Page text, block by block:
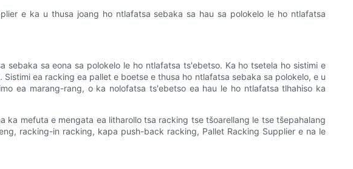
e ka u thusa joang ho ntlafatsa sebaka sa hau sa polokelo le ho ntlafatsa
sa eona sa polokelo le ho ntlafatsa ts'ebetso. Ka ho tsetela ho sistimi e
ea racking ea pallet e boetse e thusa ho ntlafatsa sebaka sa polokelo, e u
ea marang-rang, o ka nolofatsa ts'ebetso ea hau le ho ntlafatsa tlhahiso ka
mefuta e mengata ea litharollo tsa racking tse tšoarellang le tse tšepahalang
racking-in racking, kapa push-back racking, Pallet Racking Supplier e na le